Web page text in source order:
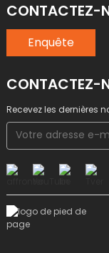
CONTACTEZ-
Enquête
CONTACTEZ-
Recevez les dernières